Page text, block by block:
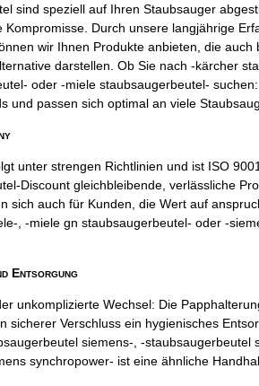
sind speziell auf Ihren Staubsauger
Kompromisse. Durch unsere langjährige
wir Ihnen Produkte anbieten, die auch
darstellen. Ob Sie nach -kärcher
oder -miele staubsaugerbeutel-
und passen sich optimal an viele
unter strengen Richtlinien und ist ISO
Discount gleichbleibende, verlässliche
sich auch für Kunden, die Wert auf
, -miele gn staubsaugerbeutel- oder -
Entsorgung
unkomplizierte Wechsel: Die
sicherer Verschluss ein hygienisches
siemens-, -staubsaugerbeutel
synchropower- ist eine ähnliche